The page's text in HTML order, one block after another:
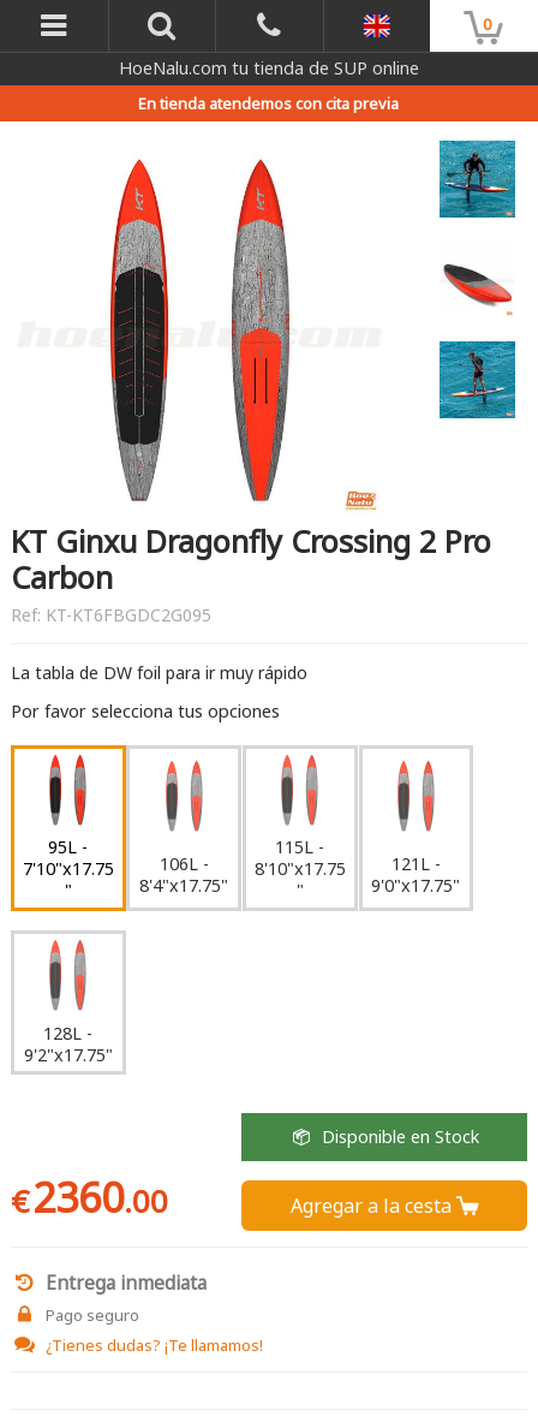
0
HoeNalu.com tu tienda de SUP online
En tienda atendemos con cita previa
KT Ginxu Dragonfly Crossing 2 Pro
Carbon
Ref: KT-KT6FBGDC2G095
La tabla de DW foil para ir muy rápido
Por favor selecciona tus opciones
95L -
7'10"x17.75
"
106L -
8'4"x17.75"
115L -
8'10"x17.75
"
121L -
9'0"x17.75"
128L -
9'2"x17.75"
€2360.00
Disponible en Stock
Agregar a la cesta 
Entrega inmediata
Pago seguro
¿Tienes dudas? ¡Te llamamos!